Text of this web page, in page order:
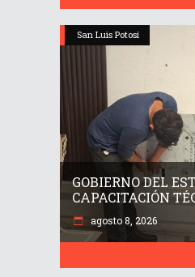
San Luis Potosí
GOBIERNO DEL
CAPACITACIÓN
agosto 8, 2026